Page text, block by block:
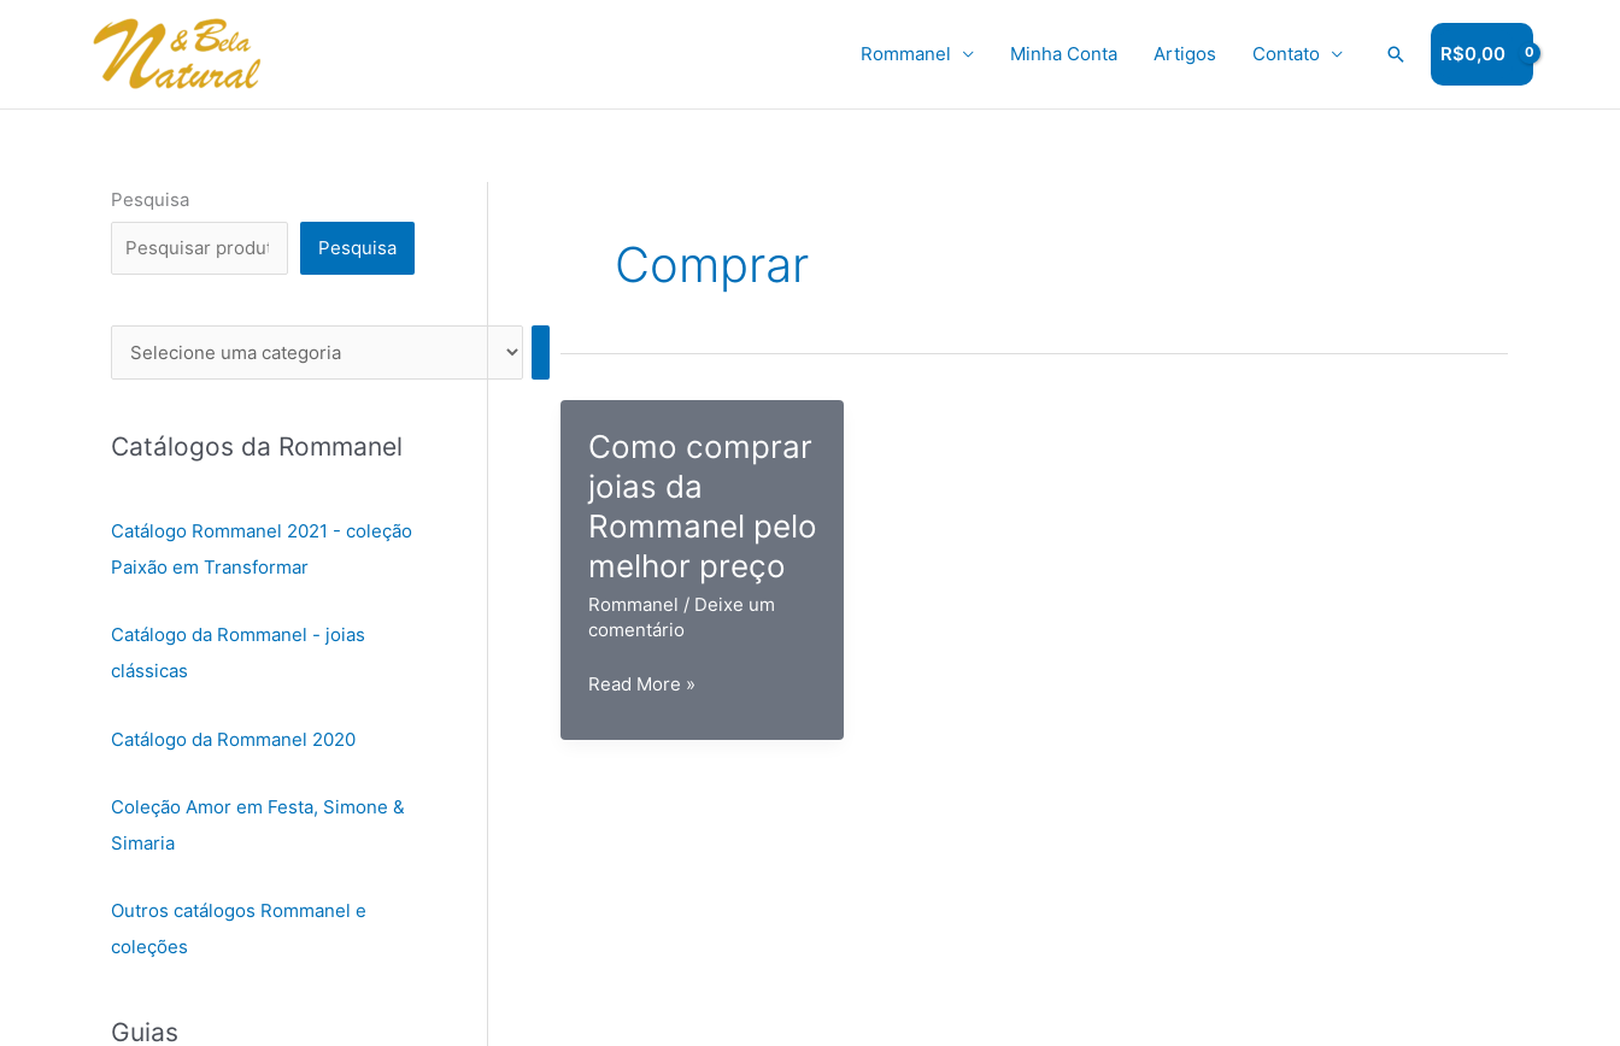
Rommanel Minha Conta Artigos Contato Pesquisar
R$0,00
Pesquisa
Pesquisa
c
n
e
c
t
g
o
i
Catálogos da Rommanel
Catálogo Rommanel 2021 - coleção
Paixão em Transformar
Catálogo da Rommanel - joias
clássicas
Catálogo da Rommanel 2020
Coleção Amor em Festa, Simone &
Simaria
Outros catálogos Rommanel e
coleções
Guias
Comprar
Como comprar
joias da
Rommanel pelo
melhor preço
Rommanel / Deixe um
comentário
Como
joias
Read More »